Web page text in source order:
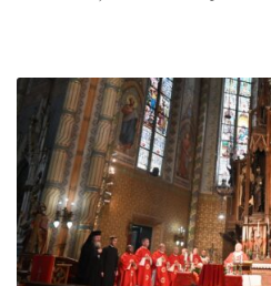
„GYERMEKVÉDELMI”
MEGKÖZELÍTÉSBEN